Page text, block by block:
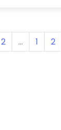
2 ... 1 2